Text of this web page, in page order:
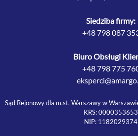
Siedziba firmy:
+48 798 087
Biuro Obsługi
+48 798 775
Sąd Rejonowy dla m.st. Warszawy w
KRS: 0000353653
NIP: 1182029374